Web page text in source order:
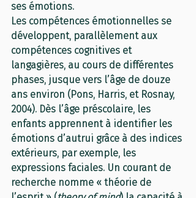
ses émotions.
Les compétences émotionnelles se
développent, parallèlement aux
compétences cognitives et
langagières, au cours de différentes
phases, jusque vers l’âge de douze
ans environ (Pons, Harris, et Rosnay,
2004). Dès l’âge préscolaire, les
enfants apprennent à identifier les
émotions d’autrui grâce à des indices
extérieurs, par exemple, les
expressions faciales. Un courant de
recherche nomme « théorie de